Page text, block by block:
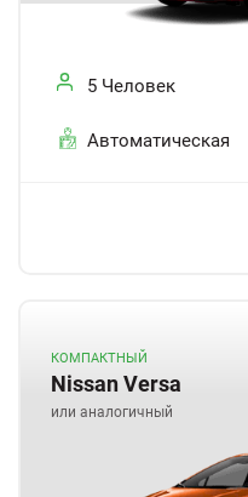
5 Человек
Автоматическая
КОМПАКТНЫЙ
Nissan Versa
или аналогичный